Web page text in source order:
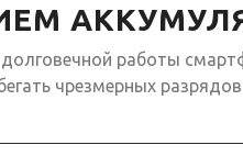
работы
чрезмерных